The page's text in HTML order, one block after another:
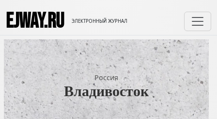
EJWAY.RU ЭЛЕКТРОННЫЙ ЖУРНАЛ
Россия
Владивосток